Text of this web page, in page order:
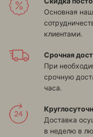
Основная
клиентами.
Срочная
При
срочную
часа.
Доставка
в неделю в